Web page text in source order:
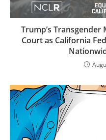
Trump’s Transgender
Court as California